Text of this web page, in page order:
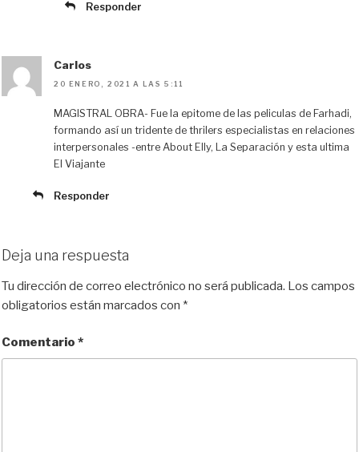
Responder
Carlos
20 ENERO, 2021 A LAS 5:11
MAGISTRAL OBRA- Fue la epitome de las peliculas de Farhadi,
formando así un tridente de thrilers especialistas en relaciones
interpersonales -entre About Elly, La Separación y esta ultima
El Viajante
Responder
Deja una respuesta
Tu dirección de correo electrónico no será publicada. Los campos
obligatorios están marcados con *
Comentario *